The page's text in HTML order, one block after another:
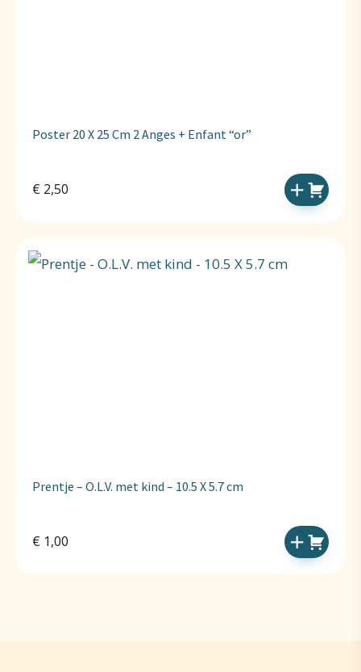
Poster 20 X 25 Cm 2 Anges + Enfant “or”
€ 2,50
Prentje – O.L.V. met kind – 10.5 X 5.7 cm
€ 1,00